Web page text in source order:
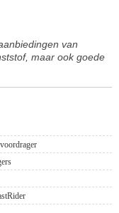
van
maar ook goede